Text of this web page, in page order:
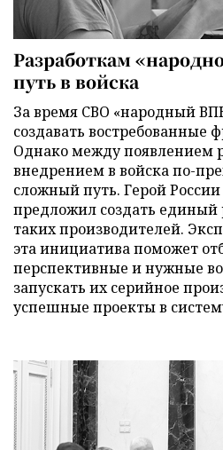
Разработкам
путь в войска
За время СВО «народный
создавать востребованные
Однако между появлением
внедрением в войска по-
сложный путь. Герой
предложил создать единый
таких производителей.
эта инициатива поможет
перспективные и нужные
запускать их серийное
успешные проекты в